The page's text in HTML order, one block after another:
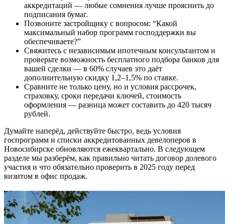
аккредитаций — любые сомнения лучше прояснить до
подписания бумаг.
Позвоните застройщику с вопросом: “Какой
максимальный набор программ господдержки вы
обеспечиваете?”
Свяжитесь с независимым ипотечным консультантом и
проверьте возможность бесплатного подбора банков для
вашей сделки — в 60% случаев это даёт
дополнительную скидку 1,2–1,5% по ставке.
Сравните не только цену, но и условия рассрочек,
страховку, сроки передачи ключей, стоимость
оформления — разница может составить до 420 тысяч
рублей.
Думайте наперёд, действуйте быстро, ведь условия
госпрограмм и списки аккредитованных девелоперов в
Новосибирске обновляются ежеквартально. В следующем
разделе мы разберём, как правильно читать договор долевого
участия и что обязательно проверить в 2025 году перед
визитом в офис продаж.